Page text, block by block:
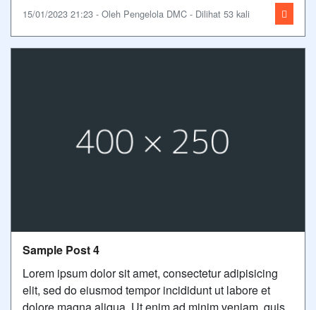
15/01/2023 21:23 - Oleh Pengelola DMC - Dilihat 53 kali
Sample Post 4
Lorem ipsum dolor sit amet, consectetur adipisicing
elit, sed do eiusmod tempor incididunt ut labore et